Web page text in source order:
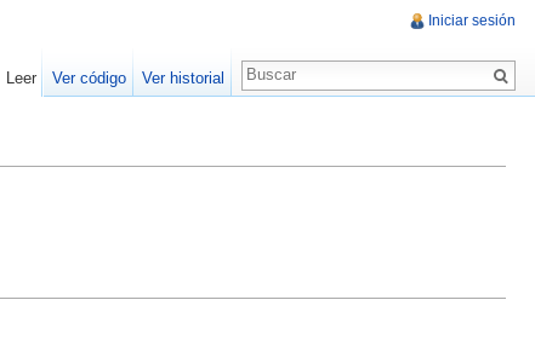
Iniciar sesión
Leer Ver código Ver historial